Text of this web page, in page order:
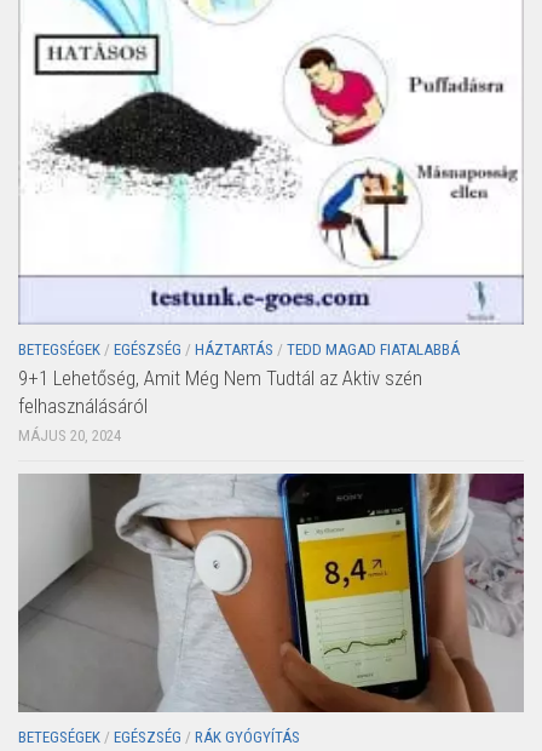
BETEGSÉGEK / EGÉSZSÉG / HÁZTARTÁS / TEDD MAGAD FIATALABBÁ
9+1 Lehetőség, Amit Még Nem Tudtál az Aktiv szén
felhasználásáról
MÁJUS 20, 2024
BETEGSÉGEK / EGÉSZSÉG / RÁK GYÓGYÍTÁS